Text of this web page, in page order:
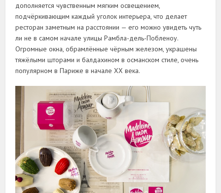
дополняется чувственным мягким освещением,
подчёркивающим каждый уголок интерьера, что делает
ресторан заметным на расстоянии — его можно увидеть чуть
ли не в самом начале улицы Рамбла-дель-Побленоу.
Огромные окна, обрамлённые чёрным железом, украшены
тяжёлыми шторами и балдахином в османском стиле, очень
популярном в Париже в начале XX века.